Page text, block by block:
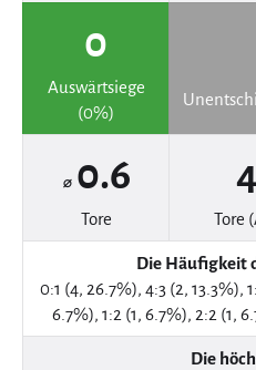
0
Auswärtsiege
(0%)
⌀ 0.6
Tore Tore
Die Häufigkeit
0:1 (4, 26.7%), 4:3 (2, 13.3%),
6.7%), 1:2 (1, 6.7%), 2:2 (1,
Die